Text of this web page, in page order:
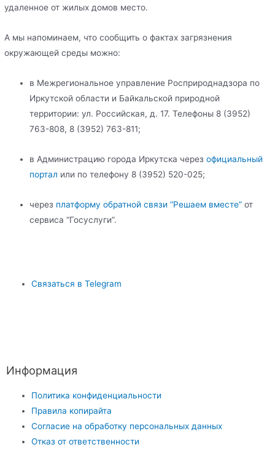
удаленное от жилых домов место.
А мы напоминаем, что сообщить о фактах загрязнения
окружающей среды можно:
в Межрегиональное управление Росприроднадзора по
Иркутской области и Байкальской природной
территории: ул. Российская, д. 17. Телефоны 8 (3952)
763-808, 8 (3952) 763-811;
в Администрацию города Иркутска черезофициальный
портал или по телефону 8 (3952) 520-025;
через платформу обратной связи “Решаем вместе” от
сервиса “Госуслуги”.
Связаться в Telegram
Информация
Политика конфиденциальности
Правила копирайта
Согласие на обработку персональных данных
Отказ от ответственности